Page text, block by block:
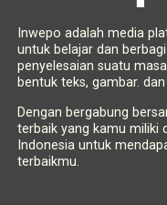
Inwepo adalah media
untuk belajar dan
penyelesaian suatu
bentuk teks, gambar.
Dengan bergabung
terbaik yang kamu miliki
Indonesia untuk
terbaikmu.